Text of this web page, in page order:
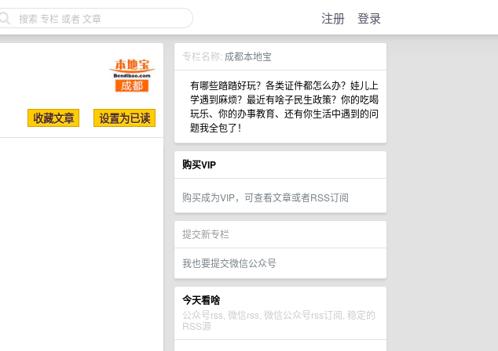
注册 登录
专栏名称: 成都本地宝
有哪些踏踏好玩？各类证件都怎么办？娃儿上
学遇到麻烦？最近有啥子民生政策？你的吃喝
玩乐、你的办事教育、还有你生活中遇到的问
题我全包了！
购买VIP
购买成为VIP，可查看文章或者RSS订阅
提交新专栏
我也要提交微信公众号
今天看啥
公众号rss, 微信rss, 微信公众号rss订阅, 稳定的
RSS源